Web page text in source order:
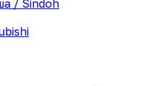
/ Sindoh